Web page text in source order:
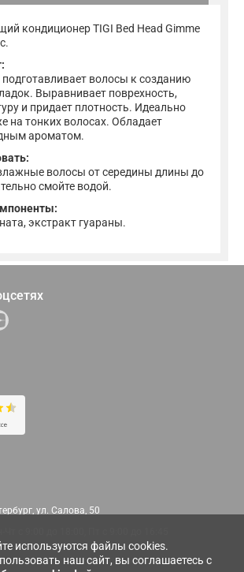
используются файлы cookies.
наш сайт, вы соглашаетесь с
кондиционер TIGI Bed Head Gimme
волосы к созданию
Выравнивает поврехность,
и придает плотность. Идеально
на тонких волосах. Обладает
ароматом.
волосы от середины длины до
смойте водой.
экстракт гуараны.
ул. Салова, 50